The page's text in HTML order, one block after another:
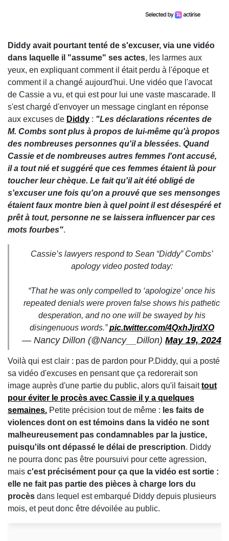
Diddy avait pourtant tenté de s'excuser, via une vidéo
dans laquelle il "assume" ses actes, les larmes aux
yeux, en expliquant comment il était perdu à l'époque et
comment il a changé aujourd'hui. Une vidéo que l'avocat
de Cassie a vu, et qui est pour lui une vaste mascarade. Il
s'est chargé d'envoyer un message cinglant en réponse
aux excuses de Diddy : "Les déclarations récentes de
M. Combs sont plus à propos de lui-même qu'à propos
des nombreuses personnes qu'il a blessées. Quand
Cassie et de nombreuses autres femmes l'ont accusé,
il a tout nié et suggéré que ces femmes étaient là pour
toucher leur chèque. Le fait qu'il ait été obligé de
s'excuser une fois qu'on a prouvé que ses mensonges
étaient faux montre bien à quel point il est désespéré et
prêt à tout, personne ne se laissera influencer par ces
mots fourbes".
Cassie’s lawyers respond to Sean “Diddy” Combs’
apology video posted today:
“That he was only compelled to ‘apologize’ once his
repeated denials were proven false shows his pathetic
desperation, and no one will be swayed by his
disingenuous words.”pic.twitter.com/4QxhJjrdXO
— Nancy Dillon (@Nancy__Dillon) May 19, 2024
Voilà qui est clair : pas de pardon pour P.Diddy, qui a posté
sa vidéo d'excuses en pensant que ça redorerait son
image auprès d'une partie du public, alors qu'il faisaittout
pour éviter le procès avec Cassie il y a quelques
semaines. Petite précision tout de même : les faits de
violences dont on est témoins dans la vidéo ne sont
malheureusement pas condamnables par la justice,
puisqu'ils ont dépassé le délai de prescription. Diddy
ne pourra donc pas être poursuivi pour cette agression,
mais c'est précisément pour ça que la vidéo est sortie :
elle ne fait pas partie des pièces à charge lors du
procès dans lequel est embarqué Diddy depuis plusieurs
mois, et peut donc être dévoilée au public.